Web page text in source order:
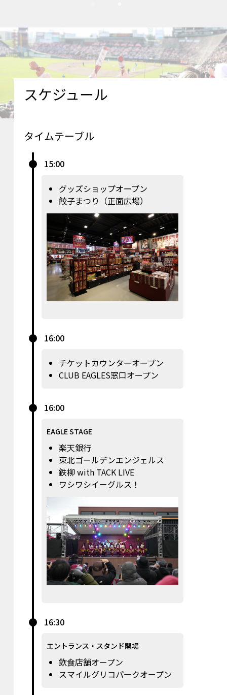
スケジュール
タイムテーブル
15:00
グッズショップオープン
餃子まつり（正面広場）
16:00
チケットカウンターオープン
CLUB EAGLES窓口オープン
16:00
EAGLE STAGE
楽天銀行
東北ゴールデンエンジェルス
鉄柳 with TACK LIVE
ワシワシイーグルス！
16:30
エントランス・スタンド開場
飲食店舗オープン
スマイルグリコパークオープン